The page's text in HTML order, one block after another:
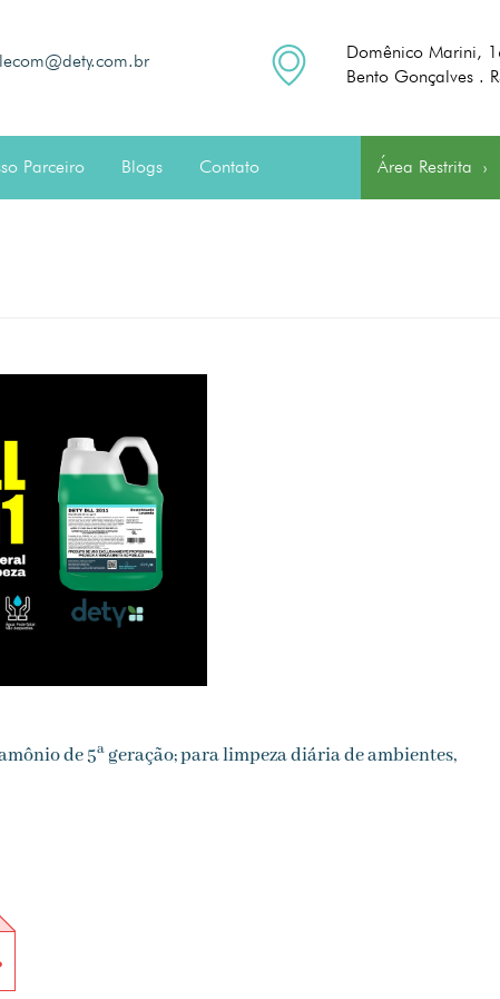
Domênico Marini,
Bento Gonçalves .
Parceiro Blogs Contato Área Restrita ›
de 5a geração; para limpeza diária de ambientes,